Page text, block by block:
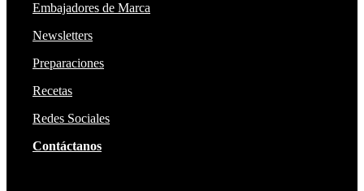
Embajadores de Marca
Newsletters
Preparaciones
Recetas
Redes Sociales
Contáctanos